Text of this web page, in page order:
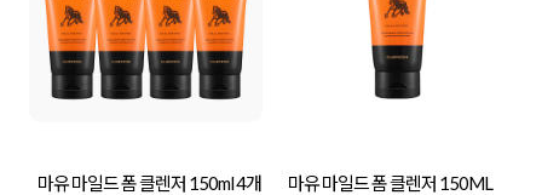
마유 마일드 폼 클렌저 150ml 4개 마유 마일드 폼 클렌저 150ML